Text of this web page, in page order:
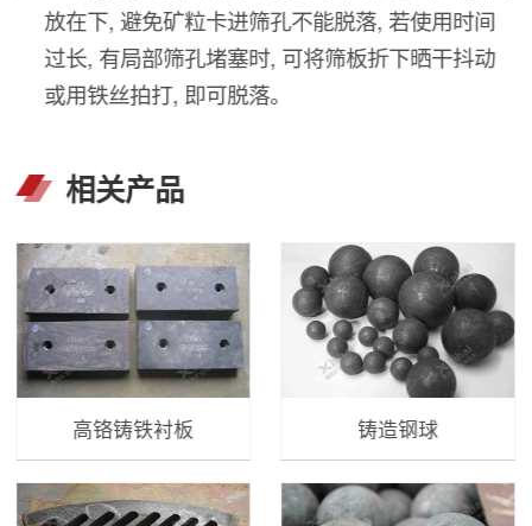
放在下, 避免矿粒卡进筛孔不能脱落, 若使用时间
过长, 有局部筛孔堵塞时, 可将筛板折下晒干抖动
或用铁丝拍打, 即可脱落。
相关产品
高铬铸铁衬板 铸造钢球